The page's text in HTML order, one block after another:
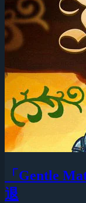
「Gentle
退